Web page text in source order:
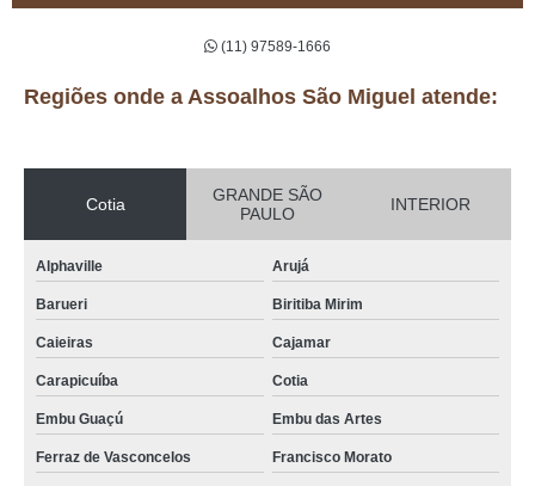
(11) 97589-1666
Regiões onde a Assoalhos São Miguel atende:
Cotia
GRANDE SÃO
PAULO
INTERIOR
Alphaville Arujá
Barueri Biritiba Mirim
Caieiras Cajamar
Carapicuíba Cotia
Embu Guaçú Embu das Artes
Ferraz de Vasconcelos Francisco Morato